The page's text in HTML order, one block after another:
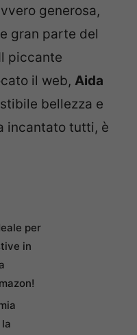
generosa,
gran parte del
piccante
il web, Aida
bellezza e
incantato tutti, è
per
in